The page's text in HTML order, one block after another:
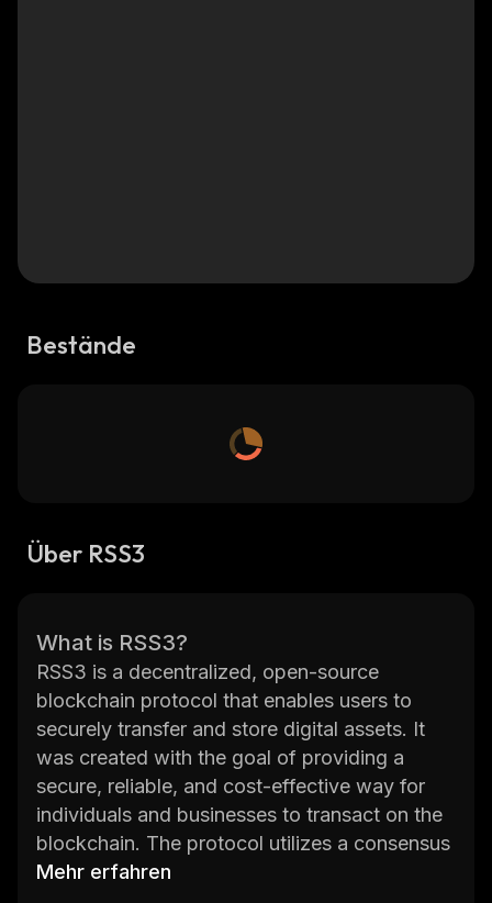
Bestände
Über RSS3
What is RSS3?
RSS3 is a decentralized, open-source
blockchain protocol that enables users to
securely transfer and store digital assets. It
was created with the goal of providing a
secure, reliable, and cost-effective way for
individuals and businesses to transact on the
blockchain. The protocol utilizes a consensus
mechanism called Proof of Stake (PoS) which
Mehr erfahren